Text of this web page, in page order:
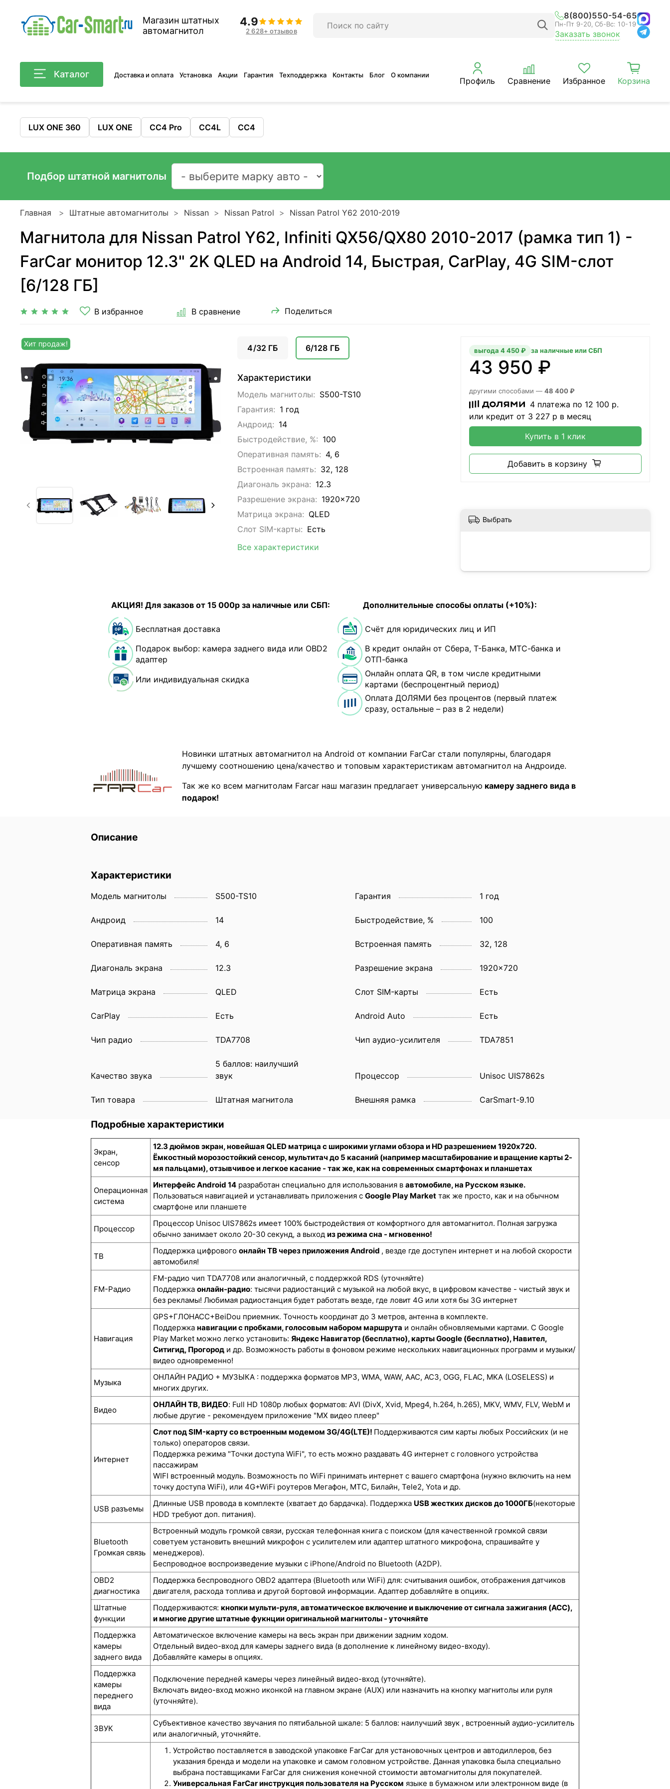
Магазин штатных
автомагнитол
4.9
2 628+ отзывов
8(800)550-54-65
Пн-Пт 9-20, Сб-Вс: 10-19
Заказать звонок
Каталог Доставка и оплата Установка Акции Гарантия Техподдержка Контакты Блог О компании
Профиль Сравнение Избранное Корзина
LUX ONE 360 LUX ONE CC4 Pro CC4L CC4
Подбор штатной магнитолы
Главная Штатные автомагнитолы Nissan Nissan Patrol Nissan Patrol Y62 2010-2019
Магнитола для Nissan Patrol Y62, Infiniti QX56/QX80 2010-2017 (рамка тип 1) -
FarCar монитор 12.3" 2K QLED на Android 14, Быстрая, CarPlay, 4G SIM-слот
[6/128 ГБ]
В избранное В сравнение Поделиться
Хит продаж! 4/32 ГБ 6/128 ГБ
Характеристики
Модель магнитолы: S500-TS10
Гарантия: 1 год
Андроид: 14
Быстродействие, %: 100
Оперативная память: 4, 6
Встроенная память: 32, 128
Диагональ экрана: 12.3
Разрешение экрана: 1920x720
Матрица экрана: QLED
Слот SIM-карты: Eсть
Все характеристики
43 950 ₽
выгода 4 450 ₽ за наличные или СБП
другими способами — 48 400 ₽
4 платежа по 12 100 р.
или кредит от 3 227 р в месяц
Купить в 1 клик
Добавить в корзину
Выбрать
АКЦИЯ! Для заказов от 15 000р за наличные или СБП:
Бесплатная доставка
Подарок выбор: камера заднего вида или OBD2
адаптер
Или индивидуальная скидка
Дополнительные способы оплаты (+10%):
Счёт для юридических лиц и ИП
В кредит онлайн от Сбера, Т-Банка, МТС-банка и
ОТП-банка
Онлайн оплата QR, в том числе кредитными
картами (беспроцентный период)
Оплата ДОЛЯМИ без процентов (первый платеж
сразу, остальные – раз в 2 недели)
Новинки штатных автомагнитол на Android от компании FarCar стали популярны, благодаря
лучшему соотношению цена/качество и топовым характеристикам автомагнитол на Андроиде.
Так же ко всем магнитолам Farcar наш магазин предлагает универсальную камеру заднего вида в
подарок!
Описание
Характеристики
Модель магнитолы S500-TS10 Гарантия 1 год
Андроид 14 Быстродействие, % 100
Оперативная память 4, 6 Встроенная память 32, 128
Диагональ экрана 12.3 Разрешение экрана 1920x720
Матрица экрана QLED Слот SIM-карты Eсть
CarPlay Есть Android Auto Есть
Чип радио TDA7708 Чип аудио-усилителя TDA7851
Качество звука
5 баллов: наилучший
звук
Процессор Unisoc UIS7862s
Тип товара Штатная магнитола Внешняя рамка CarSmart-9.10
Подробные характеристики
Экран,
сенсор
12.3 дюймов экран, новейшая QLED матрица с широкими углами обзора и HD разрешением 1920x720.
Ёмкостный морозостойкий сенсор, мультитач до 5 касаний (например масштабирование и вращение карты 2-
мя пальцами), отзывчивое и легкое касание - так же, как на современных смартфонах и планшетах
Операционная
система
Интерфейс Android 14 разработан специально для использования в автомобиле, на Русском языке.
Пользоваться навигацией и устанавливать приложения с Google Play Market так же просто, как и на обычном
смартфоне или планшете
Процессор
Процессор Unisoc UIS7862s имеет 100% быстродействия от комфортного для автомагнитол. Полная загрузка
обычно занимает около 20-30 секунд, а выход из режима сна - мгновенно!
ТВ
Поддержка цифрового онлайн ТВ через приложения Android , везде где доступен интернет и на любой скорости
автомобиля!
FM-Радио
FM-радио чип TDA7708 или аналогичный, с поддержкой RDS (уточняйте)
Поддержка онлайн-радио: тысячи радиостанций с музыкой на любой вкус, в цифровом качестве - чистый звук и
без рекламы! Любимая радиостанция будет работать везде, где ловит 4G или хотя бы 3G интернет
Навигация
GPS+ГЛОНАСС+BeiDou приемник. Точность координат до 3 метров, антенна в комплекте.
Поддержка навигации с пробками, голосовым набором маршрута и онлайн обновляемыми картами. С Google
Play Market можно легко установить: Яндекс Навигатор (бесплатно), карты Google (бесплатно), Навител,
Ситигид, Прогород и др. Возможность работы в фоновом режиме нескольких навигационных программ и музыки/
видео одновременно!
Музыка
ОНЛАЙН РАДИО + МУЗЫКА : поддержка форматов MP3, WMA, WAW, AAC, AC3, OGG, FLAC, MKA (LOSELESS) и
многих других.
Видео
ОНЛАЙН ТВ, ВИДЕО: Full HD 1080p любых форматов: AVI (DivX, Xvid, Mpeg4, h.264, h.265), MKV, WMV, FLV, WebM и
любые другие - рекомендуем приложение "MX видео плеер"
Интернет
Слот под SIM-карту со встроенным модемом 3G/4G(LTE)! Поддерживаются сим карты любых Российских (и не
только) операторов связи.
Поддержка режима "Точки доступа WiFi", то есть можно раздавать 4G интернет с головного устройства
пассажирам
WIFI встроенный модуль. Возможность по WiFi принимать интернет с вашего смартфона (нужно включить на нем
точку доступа WiFi), или 4G+WiFi роутеров Мегафон, МТС, Билайн, Tele2, Yota и др.
USB разъемы
Длинные USB провода в комплекте (хватает до бардачка). Поддержка USB жестких дисков до 1000ГБ(некоторые
HDD требуют доп. питания).
Bluetooth
Громкая связь
Встроенный модуль громкой связи, русская телефонная книга с поиском (для качественной громкой связи
советуем установить внешний микрофон с усилителем или адаптер штатного микрофона, спрашивайте у
менеджеров).
Беспроводное воспроизведение музыки с iPhone/Android по Bluetooth (A2DP).
OBD2
диагностика
Поддержка беспроводного OBD2 адаптера (Bluetooth или WiFi) для: считывания ошибок, отображения датчиков
двигателя, расхода топлива и другой бортовой информации. Адаптер добавляйте в опциях.
Штатные
функции
Поддерживаются: кнопки мульти-руля, автоматическое включение и выключение от сигнала зажигания (ACC),
и многие другие штатные фукнции оригинальной магнитолы - уточняйте
Поддержка
камеры
заднего вида
Автоматическое включение камеры на весь экран при движении задним ходом.
Отдельный видео-вход для камеры заднего вида (в дополнение к линейному видео-входу).
Добавляйте камеры в опциях.
Поддержка
камеры
переднего
вида
Подключение передней камеры через линейный видео-вход (уточняйте).
Включать видео-вход можно иконкой на главном экране (AUX) или назначить на кнопку магнитолы или руля
(уточняйте).
ЗВУК
Субъективное качество звучания по пятибальной шкале: 5 баллов: наилучший звук , встроенный аудио-усилитель
или аналогичный, уточняйте.
Устройство поставляется в заводской упаковке FarCar для установочных центров и автодиллеров, без
указания бренда и модели на упаковке и самом головном устройстве. Данная упаковка была специально
выбрана поставщиками FarCar для снижения конечной стоимости автомагнитолы для покупателей.
Универсальная FarCar инструкция пользователя на Русском языке в бумажном или электронном виде (в